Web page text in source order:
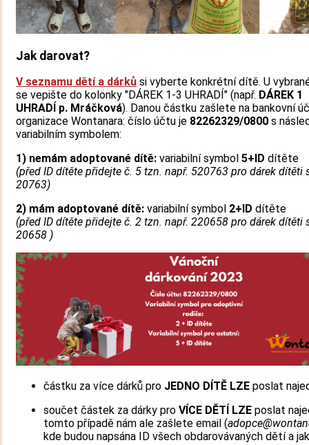
Jak darovat?
V seznamu dětí a dárků si vyberte konkrétní dítě. U
se vepište do kolonky "DÁREK 1-3 UHRADÍ" (např. DÁREK 1
UHRADÍ p. Mráčková). Danou částku zašlete na bankovní
organizace Wontanara: číslo účtu je 82262329/0800 s
variabilním symbolem:
1) nemám adoptované dítě: variabilní symbol 5+ID dítěte
(před ID dítěte přidejte č. 5 tzn. např. 520763 pro dárek dítěti
20763)
2) mám adoptované dítě: variabilní symbol 2+ID dítěte
(před ID dítěte přidejte č. 2 tzn. např. 220658 pro dárek dítěti
20658 )
částku za více dárků pro JEDNO DÍTĚ LZE poslat
součet částek za dárky pro VÍCE DĚTÍ LZE poslat
tomto případě nám ale zašlete email (
kde budou napsána ID všech obdarovávaných dětí a